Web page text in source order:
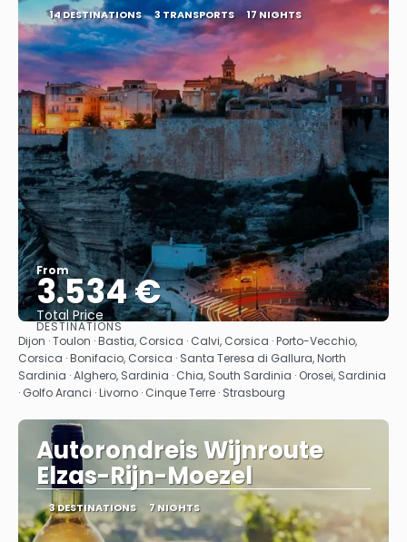
14 DESTINATIONS 3 TRANSPORTS 17 NIGHTS
From
3.534 €
Total Price
See
DESTINATIONS
Dijon · Toulon · Bastia, Corsica · Calvi, Corsica · Porto-Vecchio,
Corsica · Bonifacio, Corsica · Santa Teresa di Gallura, North
Sardinia · Alghero, Sardinia · Chia, South Sardinia · Orosei, Sardinia
· Golfo Aranci · Livorno · Cinque Terre · Strasbourg
Autorondreis Wijnroute
Elzas-Rijn-Moezel
3 DESTINATIONS 7 NIGHTS